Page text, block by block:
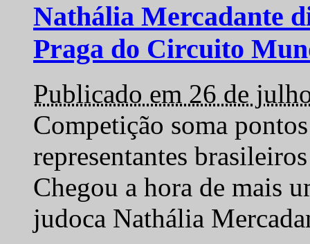
Nathália Mercadante
Praga do Circuito
Publicado em 26 de
Competição soma
representantes
Chegou a hora de mais
judoca Nathália